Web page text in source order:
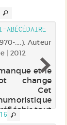
de plein
extrêmes.
4 ou encore
....). Auteur
| 2012
et le
change
Cet
tout